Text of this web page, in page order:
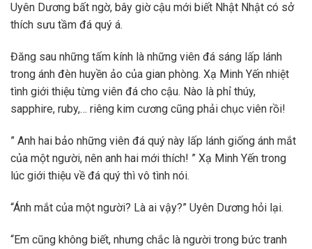
Uyên Dương bất ngờ, bây giờ cậu mới biết Nhật Nhật có sở
thích sưu tầm đá quý á.
Đăng sau những tấm kính là những viên đá sáng lấp lánh
trong ánh đèn huyền ảo của gian phòng. Xạ Minh Yến nhiệt
tình giới thiệu từng viên đá cho cậu. Nào là phỉ thúy,
sapphire, ruby,… riêng kim cương cũng phải chục viên rồi!
” Anh hai bảo những viên đá quý này lấp lánh giống ánh mắt
của một người, nên anh hai mới thích! ” Xạ Minh Yến trong
lúc giới thiệu về đá quý thì vô tình nói.
“Ánh mắt của một người? Là ai vậy?” Uyên Dương hỏi lại.
“Em cũng không biết, nhưng chắc là người trong bức tranh